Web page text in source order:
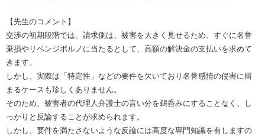
【先生のコメント】
交渉の初期段階では、請求側は、被害を大きく見せるため、すぐに名誉
棄損やリベンジポルノに当たるとして、高額の解決金の支払いを求めて
きます。
しかし、実際は「特定性」などの要件を欠いており名誉感情の侵害に留
まるケースも珍しくありません。
そのため、被害者の代理人弁護士の言い分を鵜呑みにすることなく、し
っかりと反論することが求められます。
しかし、要件を満たさないような反論には高度な専門知識を有しますの